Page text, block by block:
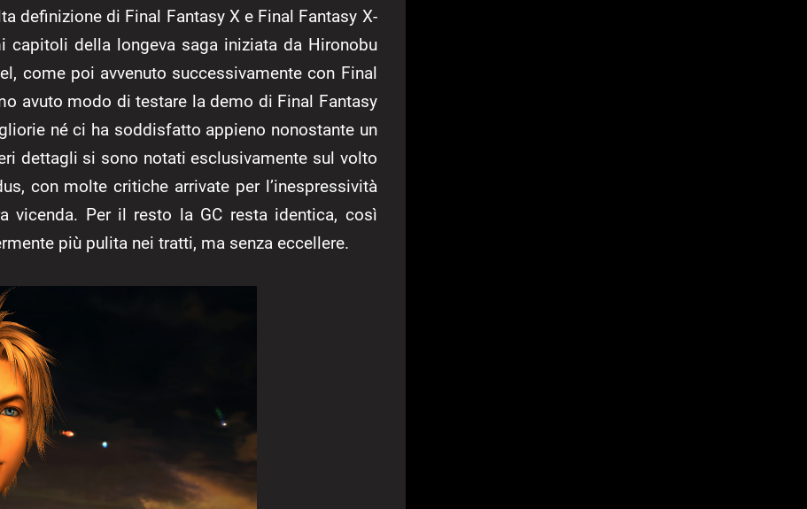
definizione di Final Fantasy X e Final Fantasy X-
capitoli della longeva saga iniziata da Hironobu
come poi avvenuto successivamente con Final
avuto modo di testare la demo di Final Fantasy
né ci ha soddisfatto appieno nonostante un
dettagli si sono notati esclusivamente sul volto
con molte critiche arrivate per l’inespressività
vicenda. Per il resto la GC resta identica, così
più pulita nei tratti, ma senza eccellere.